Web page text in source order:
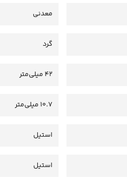
معدنی
گرد
42 میلی‌متر
10.7 میلی‌متر
استیل
استیل